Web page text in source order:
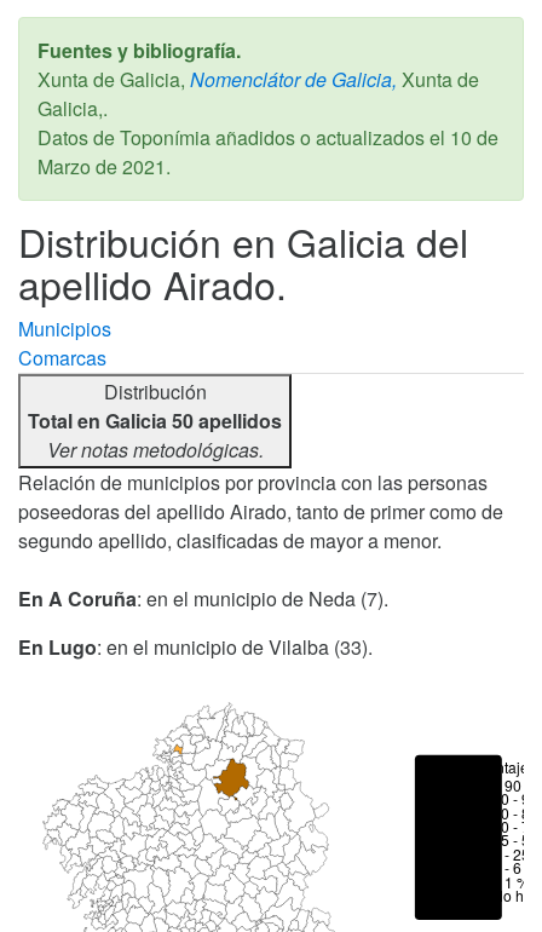
Fuentes y bibliografía.
Xunta de Galicia, Nomenclátor de Galicia, Xunta de
Galicia,.
Datos de Toponímia añadidos o actualizados el 10 de
Marzo de 2021.
Distribución en Galicia del
apellido Airado.
Municipios
Comarcas
Distribución
Total en Galicia 50 apellidos
Ver notas metodológicas.
Relación de municipios por provincia con las personas
poseedoras del apellido Airado, tanto de primer como de
segundo apellido, clasificadas de mayor a menor.
En A Coruña: en el municipio de Neda (7).
En Lugo: en el municipio de Vilalba (33).
Porcentajes
> 90 %
80 -
70 -
50 -
25 -
6 - 25
1 - 6 %
< 1 %
No hay